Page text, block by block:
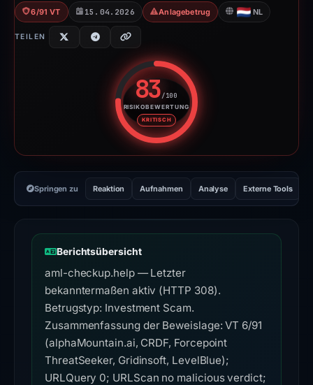
6/91 VT 15.04.2026 Anlagebetrug NL
TEILEN
83/100
RISIKOBEWERTUNG
KRITISCH
Risikobewertung: 83 von
Springen zu Reaktion Aufnahmen Analyse Externe Tools
Berichtsübersicht
aml-checkup.help — Letzter
bekanntermaßen aktiv (HTTP 308).
Betrugstyp: Investment Scam.
Zusammenfassung der Beweislage: VT 6/91
(alphaMountain.ai, CRDF, Forcepoint
ThreatSeeker, Gridinsoft, LevelBlue);
URLQuery 0; URLScan no malicious verdict;